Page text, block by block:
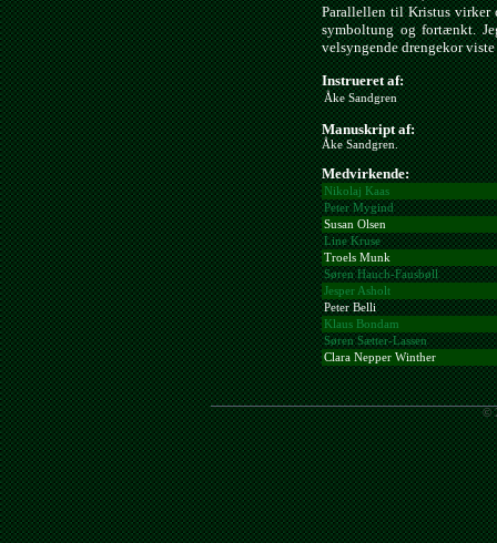
Parallellen til Kristus virker
symboltung og fortænkt.
velsyngende drengekor
Instrueret af:
Åke Sandgren
Manuskript af:
Åke Sandgren.
Medvirkende:
Nikolaj Kaas
Peter Mygind
Susan Olsen
Line Kruse
Troels Munk
Søren Hauch-Fausbøll
Jesper Asholt
Peter Belli
Klaus Bondam
Søren Sætter-Lassen
Clara Nepper Winther
©